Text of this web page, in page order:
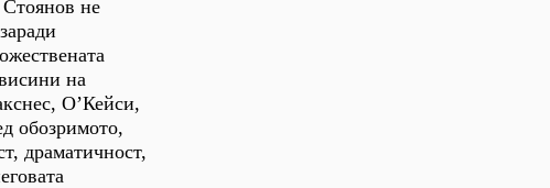
не
на
О’Кейси,
обозримото,
драматичност,